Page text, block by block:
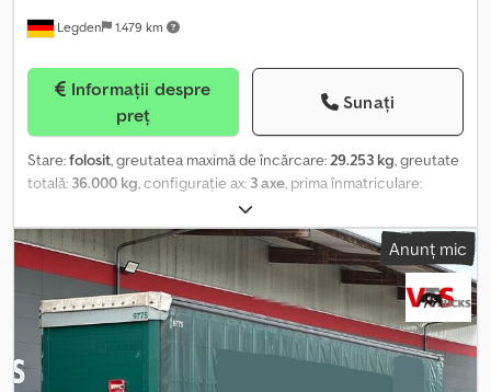
Legden 1.479 km
preț
Sunați
Stare:folosit, greutatea maximă de încărcare:29.253 kg, greutate
totală: 36.000 kg, configurație ax: 3 axe, prima înmatriculare:
, lungimea spațiului de încărcare:
spațiului de încărcare:2.480 mm, înălțime spațiu de încărcare:
3.000 mm, Dotări: ABS
, * Prelată culisantă Edscha * Prelată
culisantă cu protecție antifurt pe ambele părți * Cală de
susținere * Cutie de depozitare * CodeXL * Sistem EBS-E Wabco
pentru remorci * Suspensie pneumatică * Axa Schmitz cu frână
cu disc * Număr de identificare: 11.2026 Csdpfozq Nx Isx Angjrf ----
Număr intern al vehiculului: 12285 Ne asumăm dreptul de a
Anunț mic